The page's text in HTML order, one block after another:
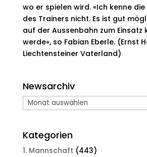
wo er spielen wird. «Ich kenne
des Trainers nicht. Es ist gut
auf der Aussenbahn zum Einsatz
werde», so Fabian Eberle. (Ernst
Liechtensteiner Vaterland)
Newsarchiv
Newsarchiv
Kategorien
1. Mannschaft (443)